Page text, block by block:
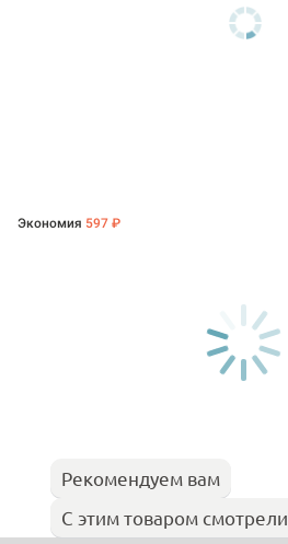
Экономия 597 ₽
Рекомендуем вам
С этим товаром смотрели